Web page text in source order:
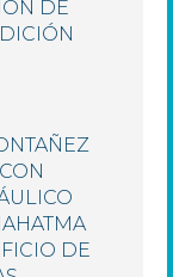
DE
DE